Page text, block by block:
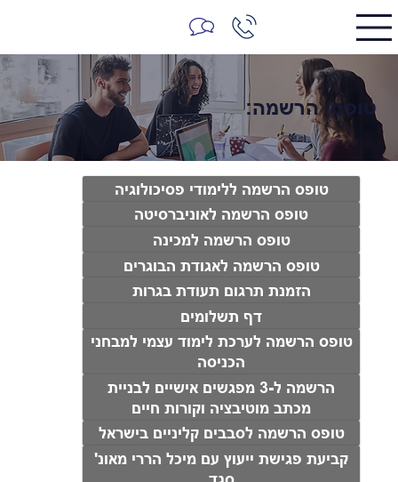
טופסי הרשמה:
טופס הרשמה ללימודי פסיכולוגיה
טופס הרשמה לאוניברסיטה
טופס הרשמה למכינה
טופס הרשמה לאגודת הבוגרים
הזמנת תרגום תעודת בגרות
דף תשלומים
טופס הרשמה לערכת לימוד עצמי למבחני
הכניסה
הרשמה ל-3 מפגשים אישיים לבניית
מכתב מוטיבציה וקורות חיים
טופס הרשמה לסבבים קליניים בישראל
קביעת פגישת ייעוץ עם מיכל הררי מאונ'